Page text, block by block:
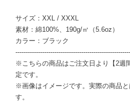
サイズ：XXL / XXXL
素材：綿100%、190g/㎡（5.6oz）
カラー：ブラック
※こちらの商品はご注文日より【2週
定です。
※画像はイメージです。実際の商品
す。